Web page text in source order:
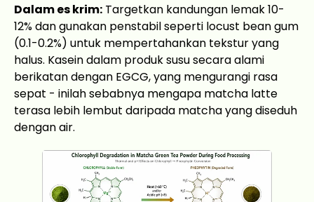
Dalam es krim: Targetkan kandungan lemak 10-
12% dan gunakan penstabil seperti locust bean gum
(0.1-0.2%) untuk mempertahankan tekstur yang
halus. Kasein dalam produk susu secara alami
berikatan dengan EGCG, yang mengurangi rasa
sepat - inilah sebabnya mengapa matcha latte
terasa lebih lembut daripada matcha yang diseduh
dengan air.